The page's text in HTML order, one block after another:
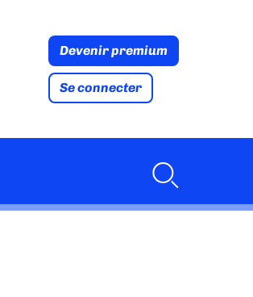
Devenir premium
Se connecter